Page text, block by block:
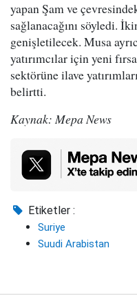
yapan Şam ve
sağlanacağını söyledi.
genişletilecek. Musa
yatırımcılar için yeni
sektörüne ilave
belirtti.
Kaynak: Mepa News
Etiketler :
Suriye
Suudi Arabistan